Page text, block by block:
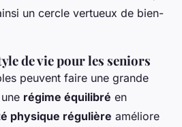
un cercle vertueux de bien-
de vie pour les seniors
peuvent faire une grande
régime équilibré en
physique régulière améliore